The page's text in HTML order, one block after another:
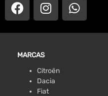
MARCAS
Citroën
Dacia
Fiat